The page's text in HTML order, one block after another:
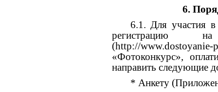
6.
6.1. Для участия
регистрацию
(http://
«Фотоконкурс»,
направить следующие
* Анкету